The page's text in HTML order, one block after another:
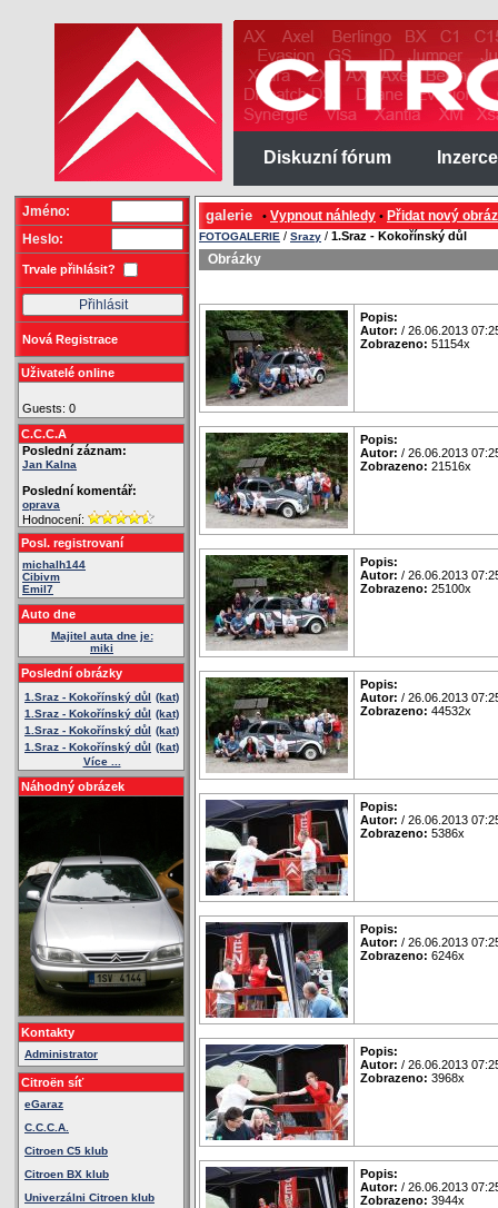
Diskuzní fórum Inzerce
Jméno:
Heslo:
Trvale přihlásit?
Nová Registrace
Uživatelé online
Guests: 0
C.C.C.A
Poslední záznam:
Jan Kalna
Poslední komentář:
oprava
Hodnocení:
Posl. registrovaní
michalh144
Cibivm
Emil7
Auto dne
Majitel auta dne je:
miki
Poslední obrázky
1.Sraz - Kokořínský důl (kat)
1.Sraz - Kokořínský důl (kat)
1.Sraz - Kokořínský důl (kat)
1.Sraz - Kokořínský důl (kat)
Více ...
Náhodný obrázek
Kontakty
Administrator
Citroën síť
eGaraz
C.C.C.A.
Citroen C5 klub
Citroen BX klub
Univerzálni Citroen klub
galerie • Vypnout náhledy • Přidat nový
FOTOGALERIE / Srazy / 1.Sraz - Kokořínský důl
Obrázky
Popis:
Autor: / 26.06.2013
Zobrazeno: 51154x
Popis:
Autor: / 26.06.2013
Zobrazeno: 21516x
Popis:
Autor: / 26.06.2013
Zobrazeno: 25100x
Popis:
Autor: / 26.06.2013
Zobrazeno: 44532x
Popis:
Autor: / 26.06.2013
Zobrazeno: 5386x
Popis:
Autor: / 26.06.2013
Zobrazeno: 6246x
Popis:
Autor: / 26.06.2013
Zobrazeno: 3968x
Popis:
Autor: / 26.06.2013
Zobrazeno: 3944x